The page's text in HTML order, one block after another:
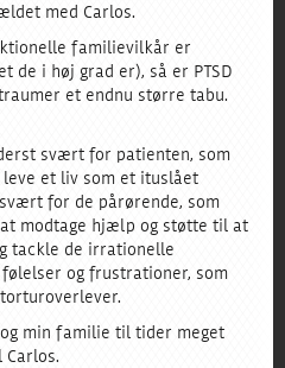
med Carlos.
familievilkår er
de i høj grad er), så er PTSD
et endnu større tabu.
svært for patienten, som
et liv som et ituslået
svært for de pårørende, som
modtage hjælp og støtte til at
tackle de irrationelle
og frustrationer, som
min familie til tider meget